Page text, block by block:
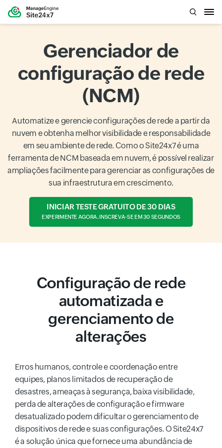
Gerenciador de
configuração de rede
(NCM)
Automatize e gerencie configurações de rede a partir da
nuvem e obtenha melhor visibilidade e responsabilidade
em seu ambiente de rede. Como o Site24x7 é uma
ferramenta de NCM baseada em nuvem, é possível realizar
ampliações facilmente para gerenciar as configurações de
sua infraestrutura em crescimento.
INICIAR TESTE GRATUITO DE 30 DIAS
EXPERIMENTE AGORA. INSCREVA-SE EM 30 SEGUNDOS
Configuração de rede
automatizada e
gerenciamento de
alterações
Erros humanos, controle e coordenação entre
equipes, planos limitados de recuperação de
desastres, ameaças à segurança, baixa visibilidade,
perda de alterações de configuração e firmware
desatualizado podem dificultar o gerenciamento de
dispositivos de rede e suas configurações. O Site24x7
é a solução única que fornece uma abundância de